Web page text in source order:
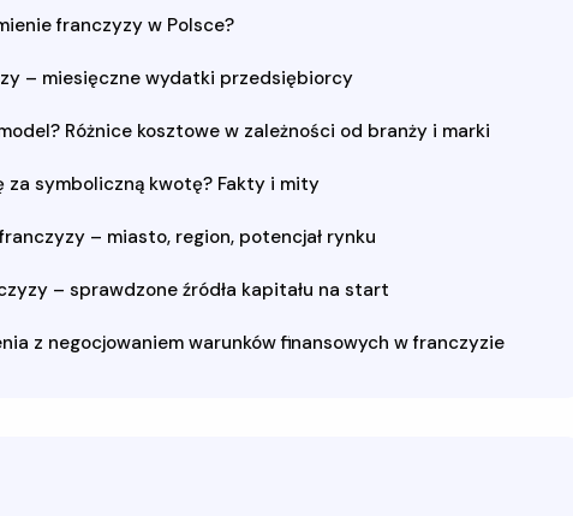
franczyzy w Polsce?
– miesięczne wydatki przedsiębiorcy
Różnice kosztowe w zależności od branży i marki
za symboliczną kwotę? Fakty i mity
– miasto, region, potencjał rynku
– sprawdzone źródła kapitału na start
z negocjowaniem warunków finansowych w franczyzie